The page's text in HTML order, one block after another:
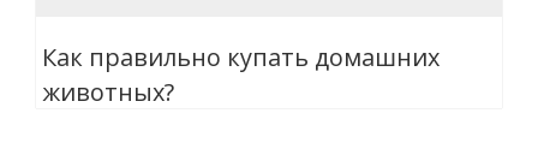
Как правильно купать домашних
животных?